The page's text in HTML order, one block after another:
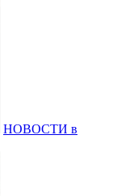
НОВОСТИ в